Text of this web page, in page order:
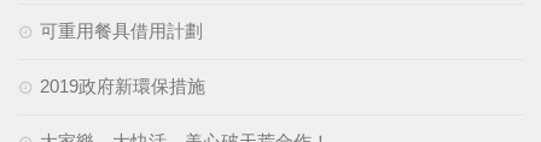
可重用餐具借用計劃
2019政府新環保措施